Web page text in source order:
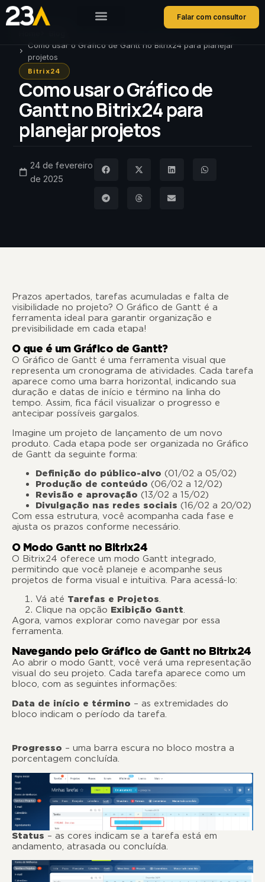
Falar com consultor
Como usar o Gráfico de Gantt no Bitrix24 para planejar
projetos
Bitrix24
Como usar o Gráfico de
Gantt no Bitrix24 para
planejar projetos
24 de fevereiro
de 2025
Prazos apertados, tarefas acumuladas e falta de
visibilidade no projeto? O Gráfico de Gantt é a
ferramenta ideal para garantir organização e
previsibilidade em cada etapa!
O que é um Gráfico de Gantt?
O Gráfico de Gantt é uma ferramenta visual que
representa um cronograma de atividades. Cada tarefa
aparece como uma barra horizontal, indicando sua
duração e datas de início e término na linha do
tempo. Assim, fica fácil visualizar o progresso e
antecipar possíveis gargalos.
Imagine um projeto de lançamento de um novo
produto. Cada etapa pode ser organizada no Gráfico
de Gantt da seguinte forma:
Definição do público-alvo (01/02 a 05/02)
Produção de conteúdo (06/02 a 12/02)
Revisão e aprovação (13/02 a 15/02)
Divulgação nas redes sociais (16/02 a 20/02)
Com essa estrutura, você acompanha cada fase e
ajusta os prazos conforme necessário.
O Modo Gantt no Bitrix24
O Bitrix24 oferece um modo Gantt integrado,
permitindo que você planeje e acompanhe seus
projetos de forma visual e intuitiva. Para acessá-lo:
Vá até Tarefas e Projetos.
Clique na opção Exibição Gantt.
Agora, vamos explorar como navegar por essa
ferramenta.
Navegando pelo Gráfico de Gantt no Bitrix24
Ao abrir o modo Gantt, você verá uma representação
visual do seu projeto. Cada tarefa aparece como um
bloco, com as seguintes informações:
Data de início e término – as extremidades do
bloco indicam o período da tarefa.
Progresso – uma barra escura no bloco mostra a
porcentagem concluída.
Status – as cores indicam se a tarefa está em
andamento, atrasada ou concluída.